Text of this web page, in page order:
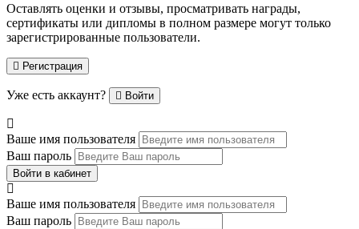
Оставлять оценки и отзывы, просматривать награды,
сертификаты или дипломы в полном размере могут только
зарегистрированные пользователи.
Регистрация
Уже есть аккаунт? Войти
Ваше имя пользователя
Ваш пароль
Войти в кабинет
Ваше имя пользователя
Ваш пароль